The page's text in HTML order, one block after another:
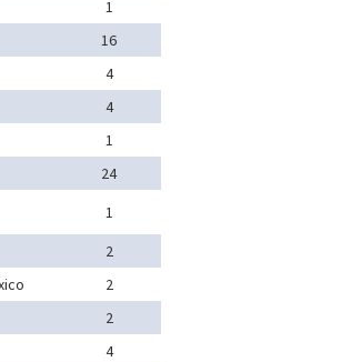
1
16
4
4
1
24
1
2
2
2
4